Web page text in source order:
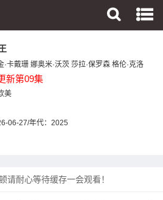
·卡戴珊 娜奥米·沃茨 莎拉·保罗森 格伦·克洛
南希·纳什 缇雅娜·泰勒
伊
格蕾丝·古默 艾德·奥尼尔
新第09集
美
06-27/年代：2025
请耐心等待缓存一会观看！